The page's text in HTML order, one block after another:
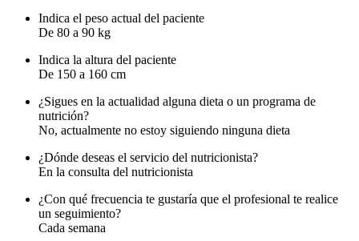
Indica el peso actual del paciente
De 80 a 90 kg
Indica la altura del paciente
De 150 a 160 cm
¿Sigues en la actualidad alguna dieta o un programa de
nutrición?
No, actualmente no estoy siguiendo ninguna dieta
¿Dónde deseas el servicio del nutricionista?
En la consulta del nutricionista
¿Con qué frecuencia te gustaría que el profesional te realice
un seguimiento?
Cada semana